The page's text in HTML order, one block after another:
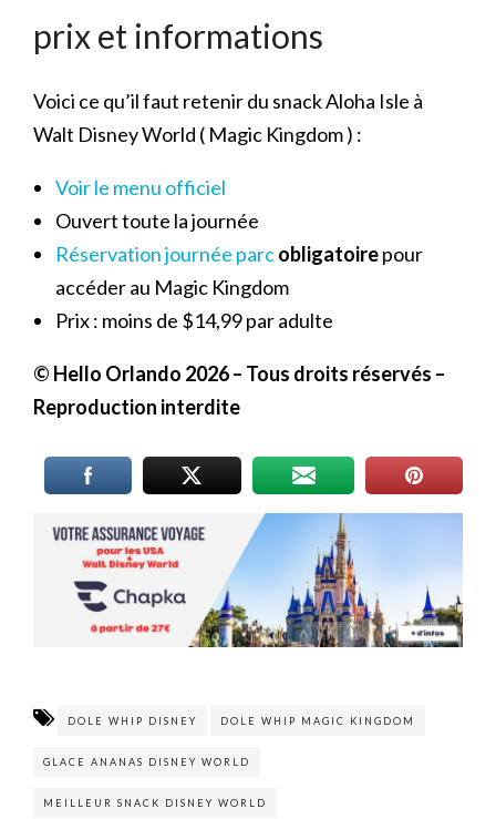
prix et informations
Voici ce qu’il faut retenir du snack Aloha Isle à
Walt Disney World ( Magic Kingdom ) :
Voir le menu officiel
Ouvert toute la journée
Réservation journée parcobligatoirepour
accéder au Magic Kingdom
Prix : moins de $14,99 par adulte
© Hello Orlando 2026– Tous droits réservés –
Reproduction interdite
DOLE WHIP DISNEY DOLE WHIP MAGIC KINGDOM
GLACE ANANAS DISNEY WORLD
MEILLEUR SNACK DISNEY WORLD